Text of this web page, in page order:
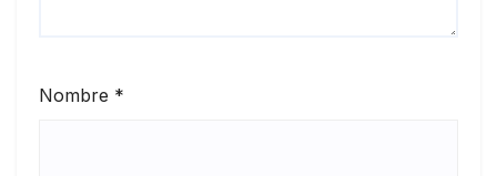
Nombre *